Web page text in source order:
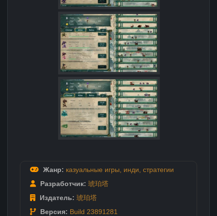
Жанр: казуальные игры инди стратегии
Разработчик: 琥珀塔
Издатель: 琥珀塔
Версия: Build 23891281